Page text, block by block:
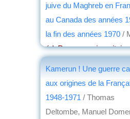
juive du Maghreb en
au Canada des années
la fin des années 1970 /
éd. Presses
Kamerun ! Une guerre
aux origines de la
1948-1971 / Thomas
Deltombe, Manuel